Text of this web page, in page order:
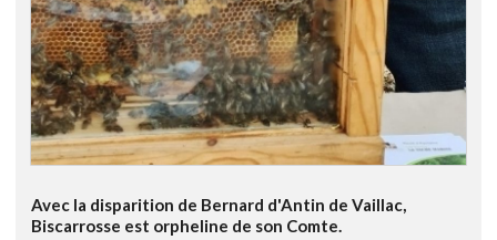
Avec la disparition de Bernard d'Antin de Vaillac,
Biscarrosse est orpheline de son Comte.